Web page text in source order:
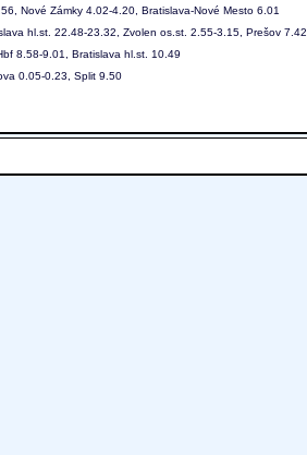
Nové Zámky 4.02-4.20, Bratislava-Nové Mesto 6.01
hl.st. 22.48-23.32, Zvolen os.st. 2.55-3.15, Prešov 7.42
8.58-9.01, Bratislava hl.st. 10.49
0.05-0.23, Split 9.50